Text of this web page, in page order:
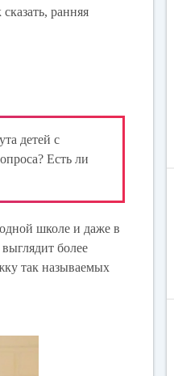
ранняя
детей с
Есть ли
школе и даже в
более
так называемых